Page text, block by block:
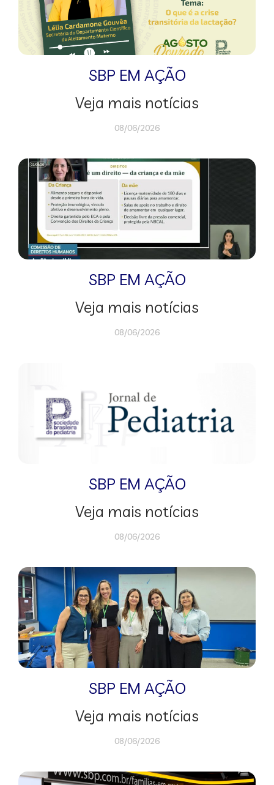
SBP EM AÇÃO
Veja mais notícias
08/06/2026
SBP EM AÇÃO
Veja mais notícias
08/06/2026
SBP EM AÇÃO
Veja mais notícias
08/06/2026
SBP EM AÇÃO
Veja mais notícias
08/06/2026